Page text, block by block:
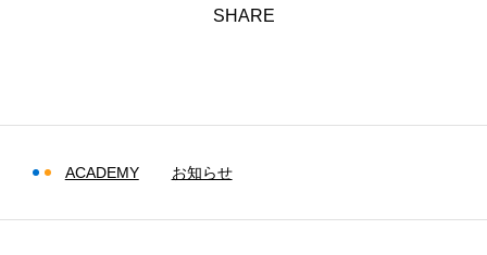
お問合せ
プライバシーポリシー
ACADEMY お知らせ
SHARE